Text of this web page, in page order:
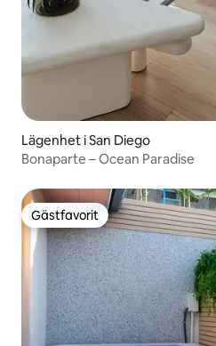
Lägenhet i San Diego
Bonaparte – Ocean Paradise
Gästfavorit
Gästfavorit